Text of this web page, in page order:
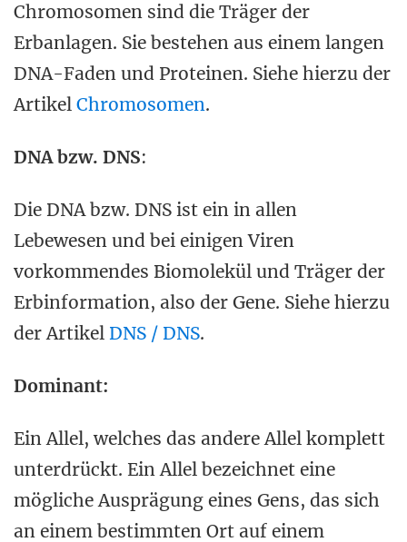
Chromosomen sind die Träger der
Erbanlagen. Sie bestehen aus einem langen
DNA-Faden und Proteinen. Siehe hierzu der
Artikel Chromosomen.
DNA bzw. DNS:
Die DNA bzw. DNS ist ein in allen
Lebewesen und bei einigen Viren
vorkommendes Biomolekül und Träger der
Erbinformation, also der Gene. Siehe hierzu
der Artikel DNS / DNS.
Dominant:
Ein Allel, welches das andere Allel komplett
unterdrückt. Ein Allel bezeichnet eine
mögliche Ausprägung eines Gens, das sich
an einem bestimmten Ort auf einem